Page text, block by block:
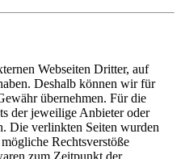
Webseiten Dritter, auf
Deshalb können wir für
übernehmen. Für die
der jeweilige Anbieter oder
Die verlinkten Seiten wurden
Rechtsverstöße
zum Zeitpunkt der